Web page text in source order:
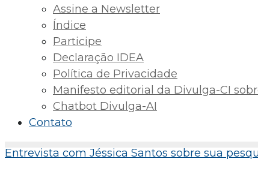
Assine a Newsletter
Índice
Participe
Declaração IDEA
Política de Privacidade
Manifesto editorial da Divulga-CI
Chatbot Divulga-AI
Contato
Entrevista com Jéssica Santos sobre sua